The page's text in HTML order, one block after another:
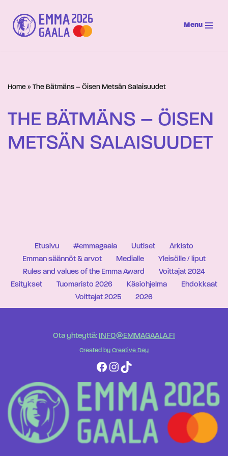
Siirry
suoraan
Menu
Home » The Bätmäns – Öisen Metsän Salaisuudet
THE BÄTMÄNS – ÖISEN
METSÄN SALAISUUDET
Etusivu #emmagaala Uutiset
Arkisto
Emman säännöt & arvot
Medialle
Yleisölle / liput
Rules and values of the Emma Award
Voittajat 2024
Esitykset
Tuomaristo 2026 Käsiohjelma
Ehdokkaat
Voittajat 2025
2026
Ota yhteyttä: INFO@EMMAGAALA.FI
Created by Creative Day